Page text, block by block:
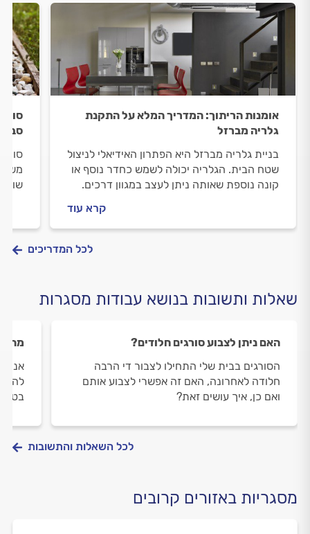
אומנות הריתוך: המדריך המלא על התקנת
גלריה מברזל
בניית גלריה מברזל היא הפתרון האידיאלי לניצול
שטח הבית. הגלריה יכולה לשמש כחדר נוסף או
קונה נוספת שאותה ניתן לעצב במגוון דרכים.
קרא עוד
לכל המדריכים
שאלות ותשובות בנושא עבודות מסגרות
האם ניתן לצבוע סורגים חלודים?
הסורגים בבית שלי התחילו לצבור די הרבה
חלודה לאחרונה, האם זה אפשרי לצבוע אותם
ואם כן, איך עושים זאת?
מה
אני
בטן
לכל השאלות והתשובות
מסגריות באזורים קרובים